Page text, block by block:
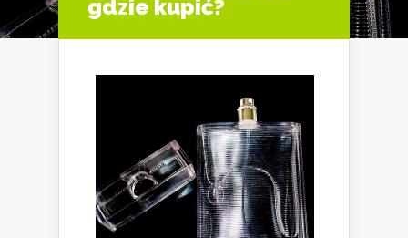
gdzie kupić?